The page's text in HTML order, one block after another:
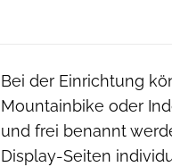
Bei der Einrichtung
Mountainbike oder
und frei benannt
Display-Seiten